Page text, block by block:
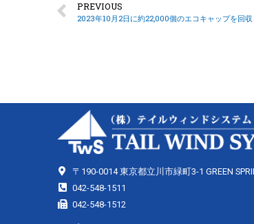
PREVIOUS
2023年10月2日に約22,000個のエコキャップを回
〒190-0014 東京都立川市緑町3-1 GREEN
042-548-1511
042-548-1512